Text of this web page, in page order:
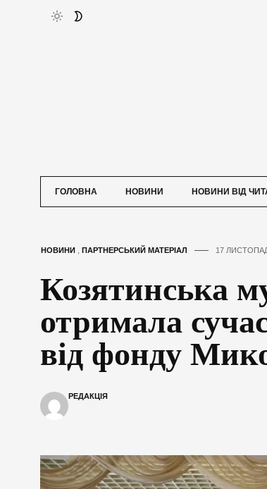
ГОЛОВНА НОВИНИ НОВИНИ ВІД
НОВИНИ ПАРТНЕРСЬКИЙ МАТЕРІАЛ 17
Козятинська
отримала
від фонду
РЕДАКЦІЯ